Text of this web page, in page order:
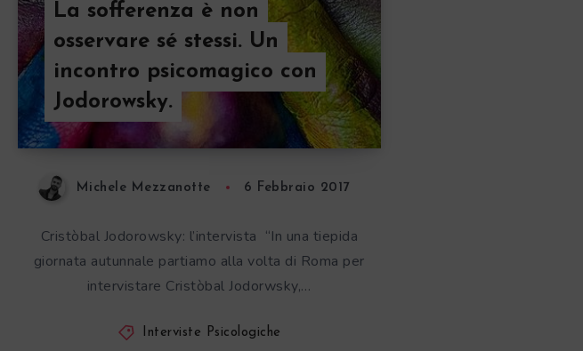
La sofferenza è non
osservare sé stessi. Un
incontro psicomagico con
Jodorowsky.
Michele Mezzanotte 6 Febbraio 2017
Cristòbal Jodorowsky: l’intervista “In una tiepida
giornata autunnale partiamo alla volta di Roma per
intervistare Cristòbal Jodorwsky,…
Interviste Psicologiche